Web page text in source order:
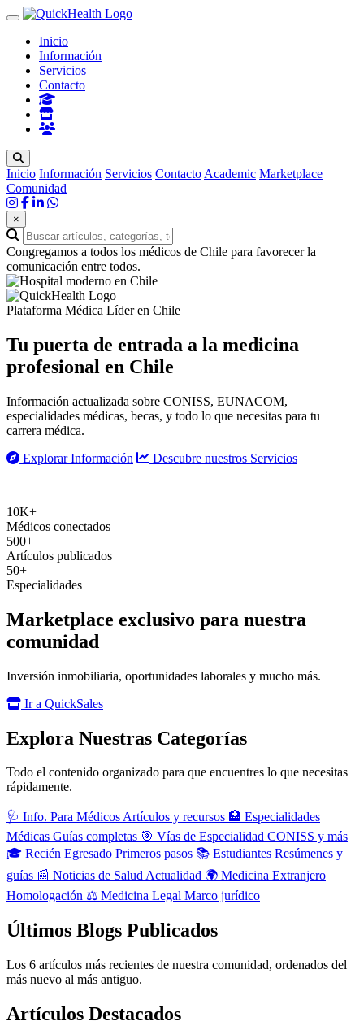
Inicio
Información
Servicios
Contacto
Inicio Información Servicios Contacto Academic Marketplace
Comunidad
×
Congregamos a todos los médicos de Chile para favorecer la
comunicación entre todos.
Plataforma Médica Líder en Chile
Tu puerta de entrada a la medicina
profesional en Chile
Información actualizada sobre CONISS, EUNACOM,
especialidades médicas, becas, y todo lo que necesitas para tu
carrera médica.
Explorar Información
Descubre nuestros Servicios
10K+
Médicos conectados
500+
Artículos publicados
50+
Especialidades
Marketplace exclusivo para nuestra
comunidad
Inversión inmobiliaria, oportunidades laborales y mucho más.
Ir a QuickSales
Explora Nuestras Categorías
Todo el contenido organizado para que encuentres lo que necesitas
rápidamente.
🩺 Info. Para MédicosArtículos y recursos 🏥 Especialidades
Médicas Guías completas 🎯 Vías de Especialidad CONISS y más
🎓 Recién Egresado Primeros pasos 📚 Estudiantes Resúmenes y
guías 📰 Noticias de SaludActualidad 🌍 Medicina Extranjero
Homologación ⚖️ Medicina Legal Marco jurídico
Últimos Blogs Publicados
Los 6 artículos más recientes de nuestra comunidad, ordenados del
más nuevo al más antiguo.
Artículos Destacados